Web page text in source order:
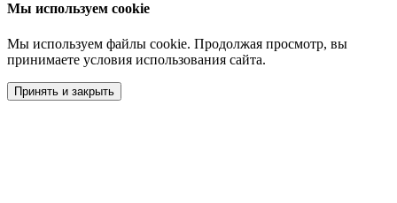
Мы используем cookie
Мы используем файлы cookie. Продолжая просмотр, вы
принимаете условия использования сайта.
Принять и закрыть